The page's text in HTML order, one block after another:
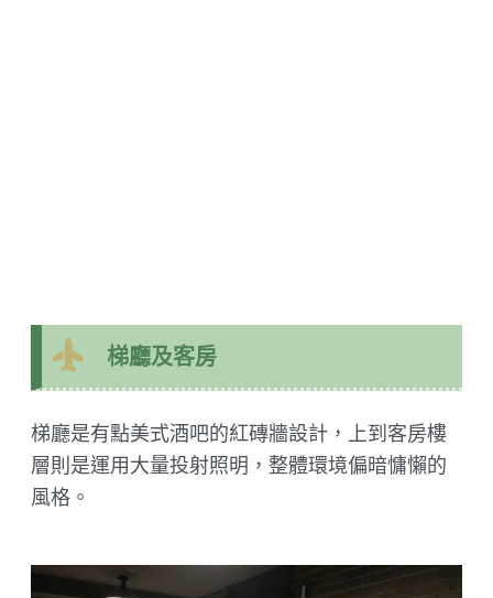
梯廳及客房
梯廳是有點美式酒吧的紅磚牆設計，上到客房樓
層則是運用大量投射照明，整體環境偏暗慵懶的
風格。